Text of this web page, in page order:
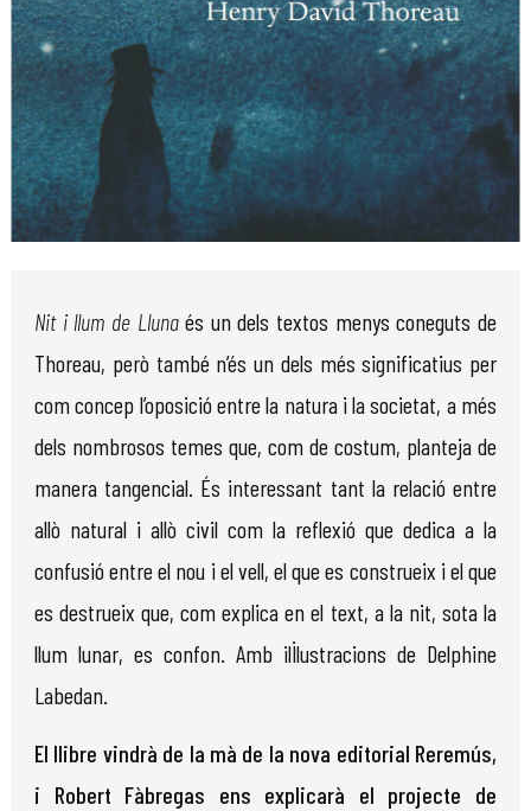
Nit i llum de Llunaés un dels textos menys coneguts de
Thoreau, però també n’és un dels més significatius per
com concep l’oposició entre la natura i la societat, a més
dels nombrosos temes que, com de costum, planteja de
manera tangencial. És interessant tant la relació entre
allò natural i allò civil com la reflexió que dedica a la
confusió entre el nou i el vell, el que es construeix i el que
es destrueix que, com explica en el text, a la nit, sota la
llum lunar, es confon. Amb ill·lustracions de Delphine
Labedan.
El llibre vindrà de la mà de la nova editorial Reremús,
i Robert Fàbregas ens explicarà el projecte de